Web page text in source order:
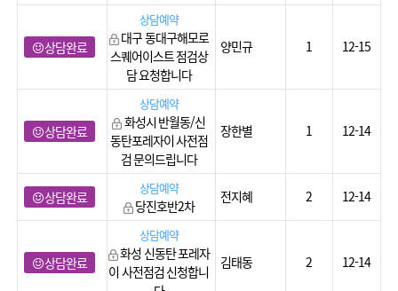
상담완료
상담예약
대구 동대구해모로
스퀘어이스트 점검상
담 요청합니다
양민규 1 12-15
상담완료
상담예약
화성시 반월동/신
동탄포레자이 사전점
검 문의드립니다
장한별 1 12-14
상담완료
상담예약
당진호반2차
전지혜 2 12-14
상담완료
상담예약
화성 신동탄 포레자
이 사전점검 신청합니
김태동 2 12-14